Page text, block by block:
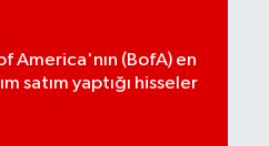
America'nın (BofA) en
satım yaptığı hisseler